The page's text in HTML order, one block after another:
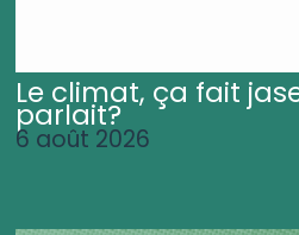
Le climat, ça fait
parlait?
6 août 2026